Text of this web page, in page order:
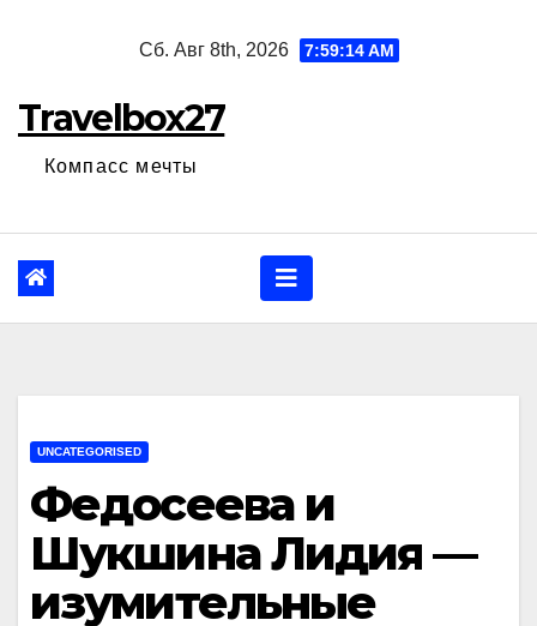
Сб. Авг 8th, 2026 7:59:15 AM
Travelbox27
Компасс мечты
UNCATEGORISED
Федосеева и
Шукшина Лидия —
изумительные